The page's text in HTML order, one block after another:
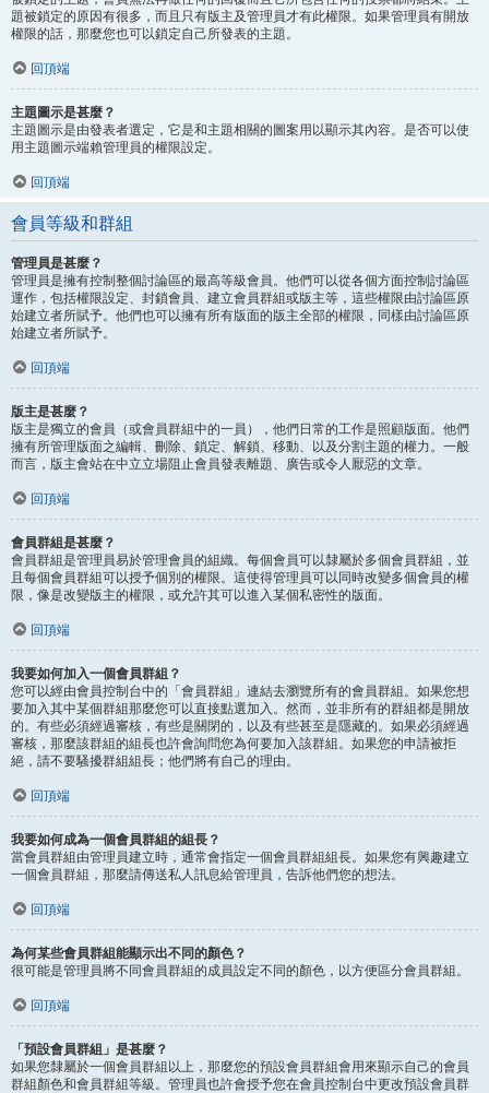
題被鎖定的原因有很多，而且只有版主及管理員才有此權限。如果管理員有開放
權限的話，那麼您也可以鎖定自己所發表的主題。
回頂端
主題圖示是甚麼？
主題圖示是由發表者選定，它是和主題相關的圖案用以顯示其內容。是否可以使
用主題圖示端賴管理員的權限設定。
回頂端
會員等級和群組
管理員是甚麼？
管理員是擁有控制整個討論區的最高等級會員。他們可以從各個方面控制討論區
運作，包括權限設定、封鎖會員、建立會員群組或版主等，這些權限由討論區原
始建立者所賦予。他們也可以擁有所有版面的版主全部的權限，同樣由討論區原
始建立者所賦予。
回頂端
版主是甚麼？
版主是獨立的會員（或會員群組中的一員），他們日常的工作是照顧版面。他們
擁有所管理版面之編輯、刪除、鎖定、解鎖、移動、以及分割主題的權力。一般
而言，版主會站在中立立場阻止會員發表離題、廣告或令人厭惡的文章。
回頂端
會員群組是甚麼？
會員群組是管理員易於管理會員的組織。每個會員可以隸屬於多個會員群組，並
且每個會員群組可以授予個別的權限。這使得管理員可以同時改變多個會員的權
限，像是改變版主的權限，或允許其可以進入某個私密性的版面。
回頂端
我要如何加入一個會員群組？
您可以經由會員控制台中的「會員群組」連結去瀏覽所有的會員群組。如果您想
要加入其中某個群組那麼您可以直接點選加入。然而，並非所有的群組都是開放
的。有些必須經過審核，有些是關閉的，以及有些甚至是隱藏的。如果必須經過
審核，那麼該群組的組長也許會詢問您為何要加入該群組。如果您的申請被拒
絕，請不要騷擾群組組長；他們將有自己的理由。
回頂端
我要如何成為一個會員群組的組長？
當會員群組由管理員建立時，通常會指定一個會員群組組長。如果您有興趣建立
一個會員群組，那麼請傳送私人訊息給管理員，告訴他們您的想法。
回頂端
為何某些會員群組能顯示出不同的顏色？
很可能是管理員將不同會員群組的成員設定不同的顏色，以方便區分會員群組。
回頂端
「預設會員群組」是甚麼？
如果您隸屬於一個會員群組以上，那麼您的預設會員群組會用來顯示自己的會員
群組顏色和會員群組等級。管理員也許會授予您在會員控制台中更改預設會員群